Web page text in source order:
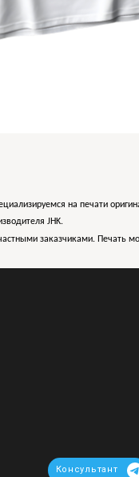
на печати
JHK.
заказчиками. Печать
Консультант